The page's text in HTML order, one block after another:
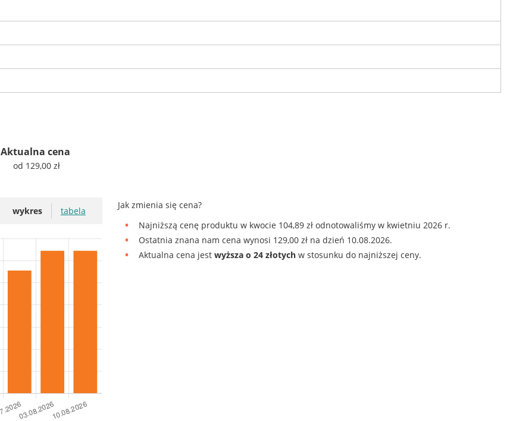
Aktualna cena
od 129,00 zł
wykres tabela
Jak zmienia się cena?
Najniższą cenę produktu w kwocie 104,89 zł odnotowaliśmy w kwietniu 2026 r.
Ostatnia znana nam cena wynosi 129,00 zł na dzień 10.08.2026.
Aktualna cena jestwyższa o 24 złotych w stosunku do najniższej ceny.